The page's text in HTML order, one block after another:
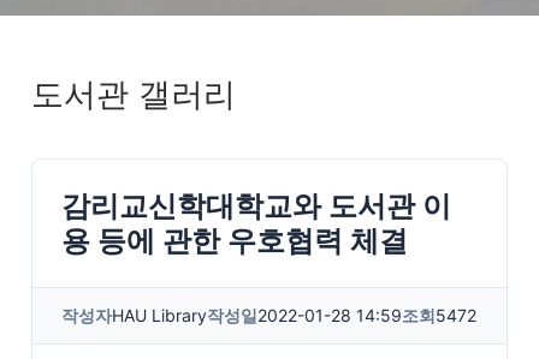
도서관 갤러리
감리교신학대학교와 도서관 이
용 등에 관한 우호협력 체결
작성자HAU Library작성일2022-01-28 14:59조회5472